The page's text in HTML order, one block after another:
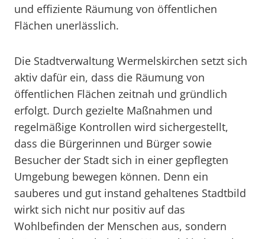
und effiziente Räumung von öffentlichen
Flächen unerlässlich.
Die Stadtverwaltung Wermelskirchen setzt sich
aktiv dafür ein, dass die Räumung von
öffentlichen Flächen zeitnah und gründlich
erfolgt. Durch gezielte Maßnahmen und
regelmäßige Kontrollen wird sichergestellt,
dass die Bürgerinnen und Bürger sowie
Besucher der Stadt sich in einer gepflegten
Umgebung bewegen können. Denn ein
sauberes und gut instand gehaltenes Stadtbild
wirkt sich nicht nur positiv auf das
Wohlbefinden der Menschen aus, sondern